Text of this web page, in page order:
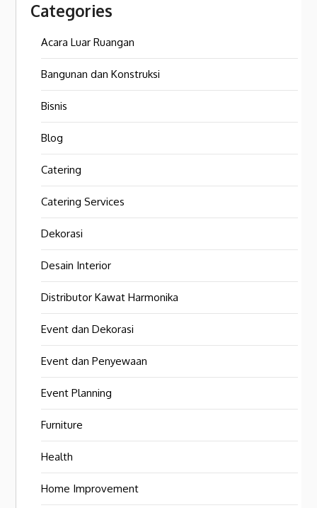
Categories
Acara Luar Ruangan
Bangunan dan Konstruksi
Bisnis
Blog
Catering
Catering Services
Dekorasi
Desain Interior
Distributor Kawat Harmonika
Event dan Dekorasi
Event dan Penyewaan
Event Planning
Furniture
Health
Home Improvement